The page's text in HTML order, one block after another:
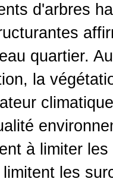
d'arbres
quartier.
la
à limiter
les